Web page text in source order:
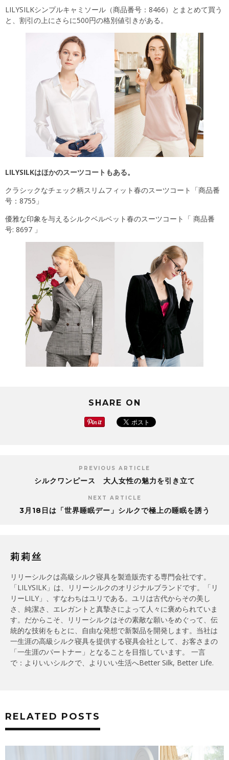
LILYSILKシンプルキャミソール（商品番号：8466）とまとめて買う
と、割引の上にさらに500円の格別値引きがある。
LILYSILKはほかのスーツコートもある。
クラシックなチェック柄スリムフィット春のスーツコート「商品番
号：8755」
優雅な印象を与えるシルクベルベット春のスーツコート「 商品番
号: 8697 」
SHARE ON
PREVIOUS ARTICLE
シルクワンピース 大人女性の魅力を引き立て
NEXT ARTICLE
3月18日は「世界睡眠デー」シルクで極上の睡眠を誘う
莉莉丝
リリーシルクは高級シルク寝具を製造販売する専門会社です。
「LILYSILK」は、リリーシルクのオリジナルブランドです。「リ
リーLILY」、すなわちはユリである。ユリは古代からその美し
さ、純潔さ、エレガントと真摯さによって人々に褒められていま
す。だからこそ、リリーシルクはその素敵な願いをめぐって、伝
統的な技術をもとに、自由な発想で新製品を開発します。当社は
一生涯の高級シルク寝具を提供する寝具会社として、お客さまの
「一生涯のパートナー」となることを目指しています。 一言
で：よりいいシルクで、よりいい生活へBetter Silk, Better Life.
RELATED POSTS